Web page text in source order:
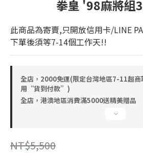
拳皇 '98麻將組
此商品為寄賣,只開放信用卡/LINE
下單後須等7-14個工作天!!
全店，2000免運(限定台灣地區7-11超
用“貨到付款”)
全店，港澳地區消費滿5000送精美贈品
NT$5,500